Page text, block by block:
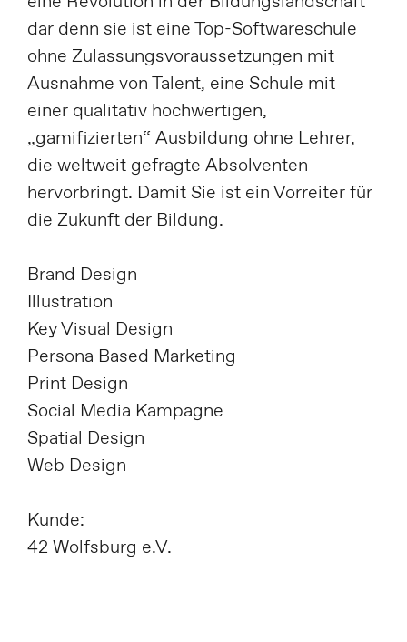
dar denn sie ist eine Top-Softwareschule
ohne Zulassungsvoraussetzungen mit
Ausnahme von Talent, eine Schule mit
einer qualitativ hochwertigen,
„gamifizierten“ Ausbildung ohne Lehrer,
die weltweit gefragte Absolventen
hervorbringt. Damit Sie ist ein Vorreiter für
die Zukunft der Bildung.
Brand Design
Illustration
Key Visual Design
Persona Based Marketing
Print Design
Social Media Kampagne
Spatial Design
Web Design
Kunde:
42 Wolfsburg e.V.